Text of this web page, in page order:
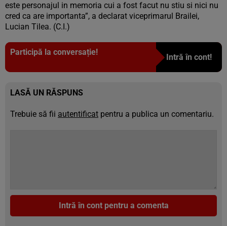
este personajul in memoria cui a fost facut nu stiu si nici nu
cred ca are importanta”, a declarat viceprimarul Brailei,
Lucian Tilea. (C.I.)
Participă la conversație!
Intră în cont!
LASĂ UN RĂSPUNS
Trebuie să fii autentificat pentru a publica un comentariu.
Intră în cont pentru a comenta